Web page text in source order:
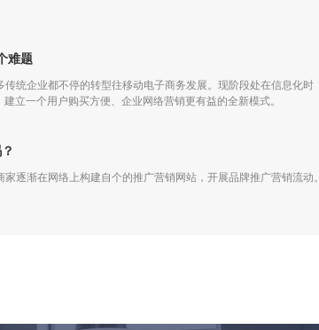
难题
统企业都不停的转型往移动电子商务发展。现阶段处在信息化时
立一个用户购买方便、企业网络营销更有益的全新模式。
逐渐在网络上构建自个的推广营销网站，开展品牌推广营销流动。